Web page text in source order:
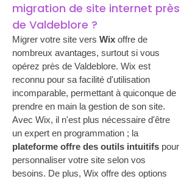
migration de site internet près
de Valdeblore ?
Migrer votre site vers Wix offre de
nombreux avantages, surtout si vous
opérez près de Valdeblore. Wix est
reconnu pour sa facilité d'utilisation
incomparable, permettant à quiconque de
prendre en main la gestion de son site.
Avec Wix, il n'est plus nécessaire d'être
un expert en programmation ; la
plateforme offre des outils intuitifs pour
personnaliser votre site selon vos
besoins. De plus, Wix offre des options